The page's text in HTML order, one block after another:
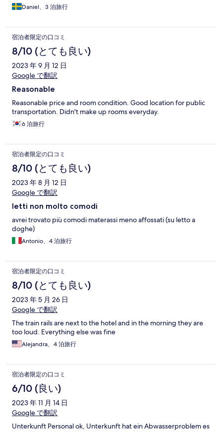
Daniel、3 泊旅行
宿泊者限定の口コミ
8/10 (とても良い)
2023 年 9 月 12 日
Google で翻訳
Reasonable
Reasonable price and room condition. Good location for public
transportation. Didn't make up rooms everyday.
6 泊旅行
宿泊者限定の口コミ
8/10 (とても良い)
2023 年 8 月 12 日
Google で翻訳
letti non molto comodi
avrei trovato più comodi materassi meno affossati (su letto a
doghe)
Antonio、4 泊旅行
宿泊者限定の口コミ
8/10 (とても良い)
2023 年 5 月 26 日
Google で翻訳
The train rails are next to the hotel and in the morning they are
too loud. Everything else was fine
Alejandra、4 泊旅行
宿泊者限定の口コミ
6/10 (良い)
2023 年 11 月 14 日
Google で翻訳
Unterkunft Personal ok, Unterkunft hat ein Abwasserproblem es